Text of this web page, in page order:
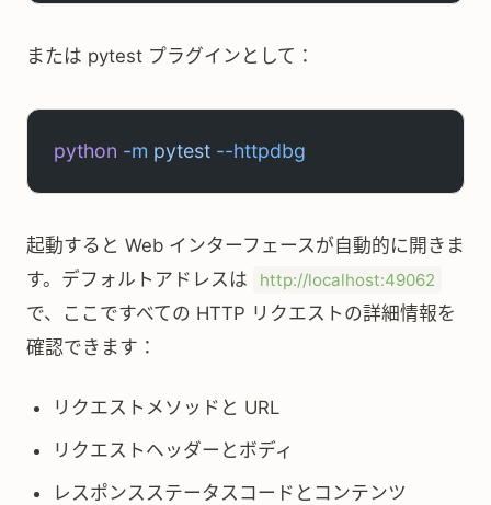
または pytest プラグインとして：
python -m pytest --httpdbg
起動すると Web インターフェースが自動的に開きま
す。デフォルトアドレスは
http://localhost:49062
で、ここですべての HTTP リクエストの詳細情報を
確認できます：
リクエストメソッドと URL
リクエストヘッダーとボディ
レスポンスステータスコードとコンテンツ